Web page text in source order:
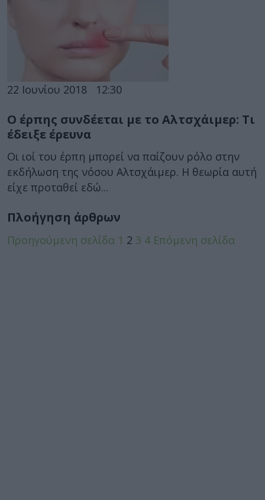
22 Ιουνίου 2018 12:30
Ο έρπης συνδέεται με το Αλτσχάιμερ: Τι
έδειξε έρευνα
Οι ιοί του έρπη μπορεί να παίζουν ρόλο στην
εκδήλωση της νόσου Αλτσχάιμερ. Η θεωρία αυτή
είχε προταθεί εδώ...
Πλοήγηση άρθρων
Προηγούμενη σελίδα 1 2 3 4 Επόμενη σελίδα